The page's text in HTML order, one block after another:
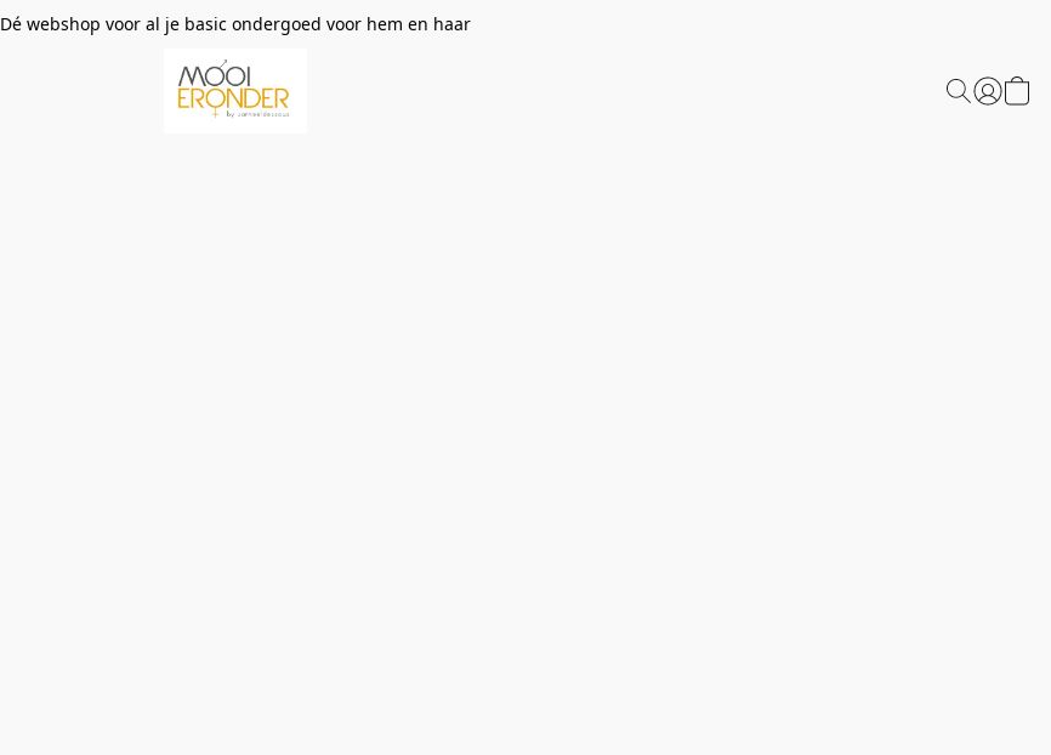
Dé webshop voor al je basic ondergoed voor hem en haar